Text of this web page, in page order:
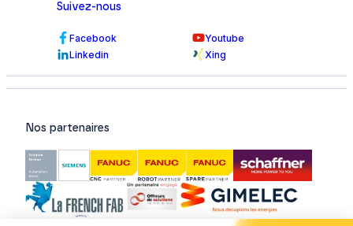
Suivez-nous
Facebook
Youtube
Linkedin
Xing
Nos partenaires